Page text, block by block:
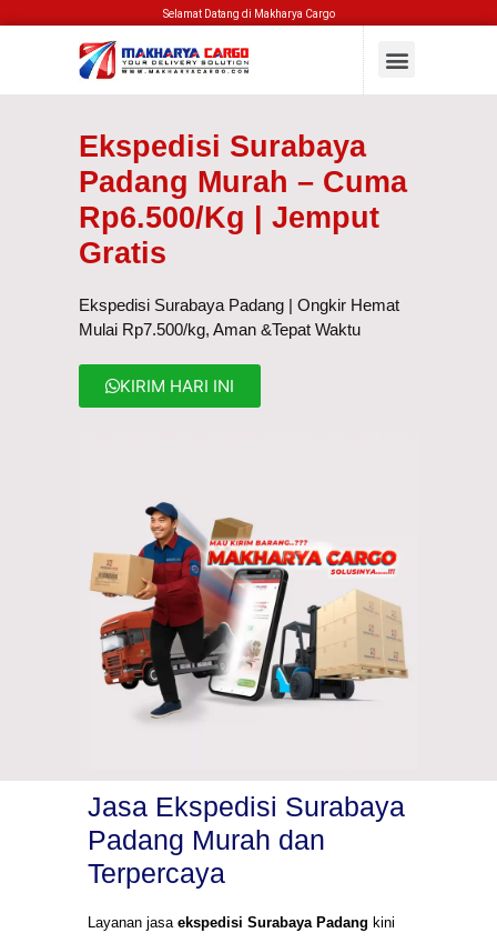
Selamat Datang di Makharya Cargo
Ekspedisi Surabaya
Padang Murah – Cuma
Rp6.500/kg | Jemput
Gratis
Ekspedisi Surabaya Padang | Ongkir Hemat
Mulai Rp7.500/kg, Aman &Tepat Waktu
KIRIM HARI INI
Jasa Ekspedisi Surabaya
Padang Murah dan
Terpercaya
Layanan jasa ekspedisi Surabaya Padang kini